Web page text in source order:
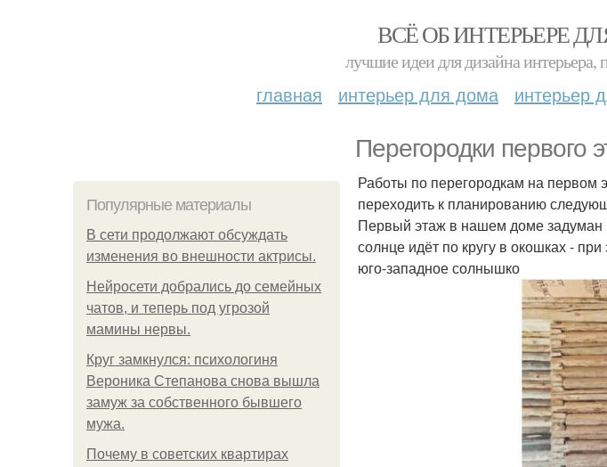
ВСЁ ОБ ИНТЕРЬЕРЕ
лучшие идеи для дизайна интерьера,
главная интерьер для дома интерьер
Перегородки первого
Популярные материалы
В сети продолжают обсуждать
изменения во внешности актрисы.
Нейросети добрались до семейных
чатов, и теперь под угрозой
мамины нервы.
Круг замкнулся: психологиня
Вероника Степанова снова вышла
замуж за собственного бывшего
мужа.
Почему в советских квартирах
Работы по перегородкам на первом
переходить к планированию
Первый этаж в нашем доме задуман
солнце идёт по кругу в окошках -
юго-западное солнышко